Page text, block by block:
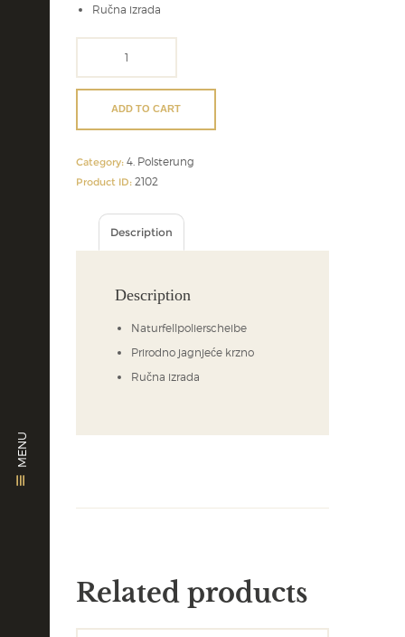
MENU
Ručna izrada
ADD TO CART
Category: 4. Polsterung
Product ID: 2102
Description
Description
Naturfellpolierscheibe
Prirodno jagnjeće krzno
Ručna izrada
Related products